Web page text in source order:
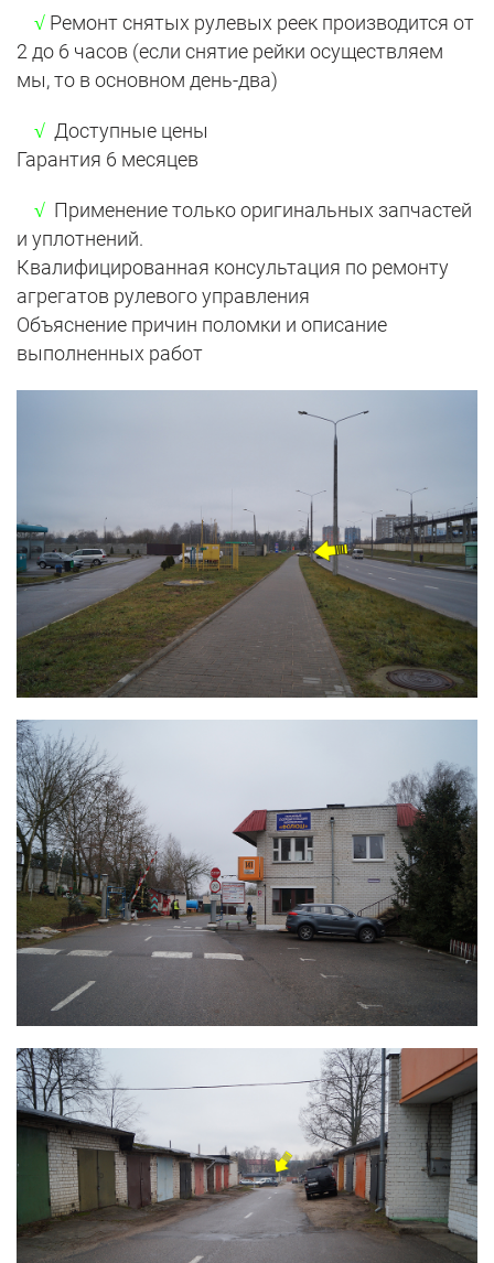
√ Ремонт снятых рулевых реек производится от
2 до 6 часов (если снятие рейки осуществляем
мы, то в основном день-два)
√ Доступные цены
Гарантия 6 месяцев
√ Применение только оригинальных запчастей
и уплотнений.
Квалифицированная консультация по ремонту
агрегатов рулевого управления
Объяснение причин поломки и описание
выполненных работ